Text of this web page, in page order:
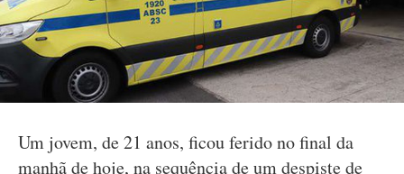
Um jovem, de 21 anos, ficou ferido no final da
manhã de hoje, na sequência de um despiste de